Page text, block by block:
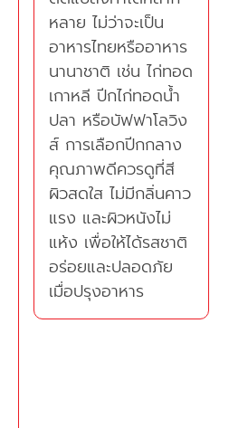
หลาย ไม่ว่าจะเป็น
อาหารไทยหรืออาหาร
นานาชาติ เช่น ไก่ทอด
เกาหลี ปีกไก่ทอดน้ำ
ปลา หรือบัฟฟาโลวิง
ส์ การเลือกปีกกลาง
คุณภาพดีควรดูที่สี
ผิวสดใส ไม่มีกลิ่นคาว
แรง และผิวหนังไม่
แห้ง เพื่อให้ได้รสชาติ
อร่อยและปลอดภัย
เมื่อปรุงอาหาร